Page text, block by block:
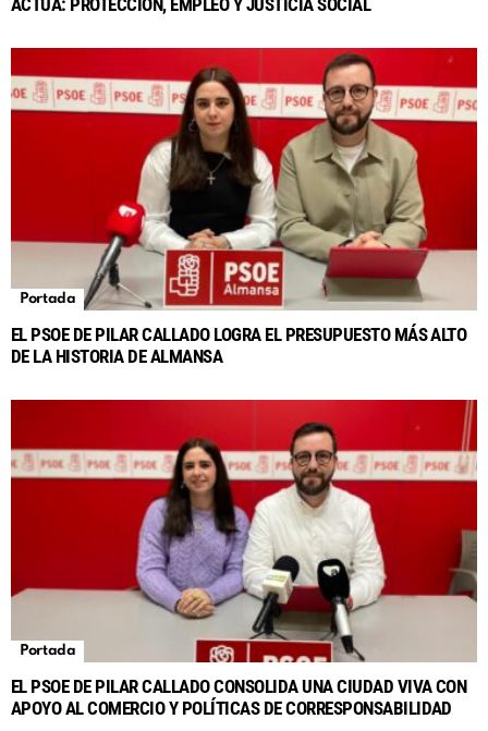
Portada
EL PSOE DE PILAR CALLADO LOGRA EL PRESUPUESTO MÁS ALTO
DE LA HISTORIA DE ALMANSA
Portada
EL PSOE DE PILAR CALLADO CONSOLIDA UNA CIUDAD VIVA CON
APOYO AL COMERCIO Y POLÍTICAS DE CORRESPONSABILIDAD